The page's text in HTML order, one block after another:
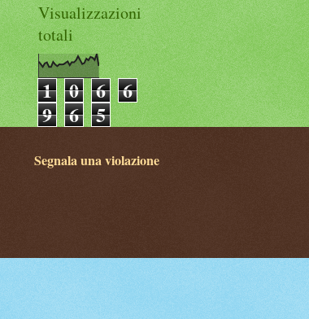
Visualizzazioni
totali
1 0 6 6
9 6 5
Segnala una violazione